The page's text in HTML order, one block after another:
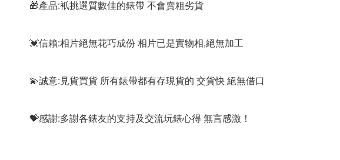
🎁產品:衹挑選質數佳的錶帶 不會賣粗劣貨
💓信賴:相片絕無花巧成份 相片已是實物相,絕無加工
💫誠意:見貨買貨 所有錶帶都有存現貨的 交貨快 絕無借口
💝感謝:多謝各錶友的支持及交流玩錶心得 無言感激！